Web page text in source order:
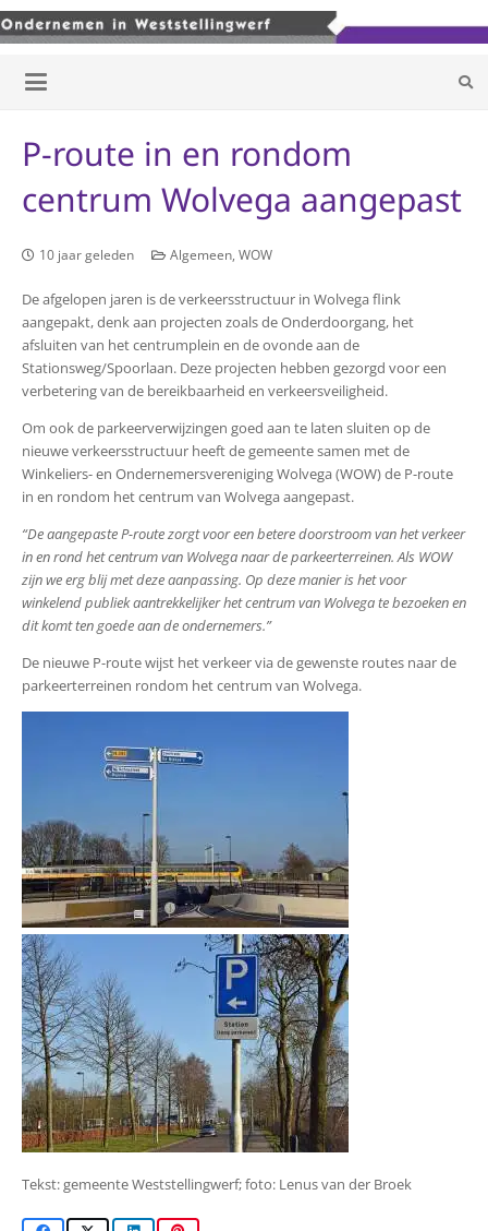
P-route in en rondom
centrum Wolvega aangepast
10 jaar geleden Algemeen ,WOW
De afgelopen jaren is de verkeersstructuur in Wolvega flink
aangepakt, denk aan projecten zoals de Onderdoorgang, het
afsluiten van het centrumplein en de ovonde aan de
Stationsweg/Spoorlaan. Deze projecten hebben gezorgd voor een
verbetering van de bereikbaarheid en verkeersveiligheid.
Om ook de parkeerverwijzingen goed aan te laten sluiten op de
nieuwe verkeersstructuur heeft de gemeente samen met de
Winkeliers- en Ondernemersvereniging Wolvega (WOW) de P-route
in en rondom het centrum van Wolvega aangepast.
“De aangepaste P-route zorgt voor een betere doorstroom van het verkeer
in en rond het centrum van Wolvega naar de parkeerterreinen. Als WOW
zijn we erg blij met deze aanpassing. Op deze manier is het voor
winkelend publiek aantrekkelijker het centrum van Wolvega te bezoeken en
dit komt ten goede aan de ondernemers.”
De nieuwe P-route wijst het verkeer via de gewenste routes naar de
parkeerterreinen rondom het centrum van Wolvega.
Tekst: gemeente Weststellingwerf; foto: Lenus van der Broek